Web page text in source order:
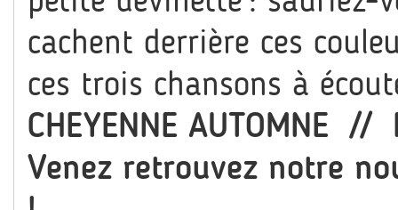
cachent derrière ces
ces trois chansons à
CHEYENNE AUTOMNE //
Venez retrouvez notre